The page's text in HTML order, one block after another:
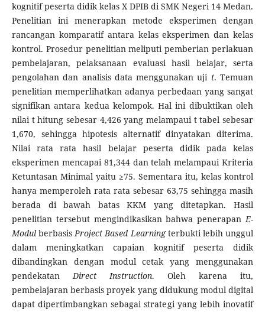
kognitif peserta didik kelas X DPIB di SMK Negeri 14 Medan.
Penelitian ini menerapkan metode eksperimen dengan
rancangan komparatif antara kelas eksperimen dan kelas
kontrol. Prosedur penelitian meliputi pemberian perlakuan
pembelajaran, pelaksanaan evaluasi hasil belajar, serta
pengolahan dan analisis data menggunakan uji t. Temuan
penelitian memperlihatkan adanya perbedaan yang sangat
signifikan antara kedua kelompok. Hal ini dibuktikan oleh
nilai t hitung sebesar 4,426 yang melampaui t tabel sebesar
1,670, sehingga hipotesis alternatif dinyatakan diterima.
Nilai rata rata hasil belajar peserta didik pada kelas
eksperimen mencapai 81,344 dan telah melampaui Kriteria
Ketuntasan Minimal yaitu ≥75. Sementara itu, kelas kontrol
hanya memperoleh rata rata sebesar 63,75 sehingga masih
berada di bawah batas KKM yang ditetapkan. Hasil
penelitian tersebut mengindikasikan bahwa penerapanE-
ModulberbasisProject Based Learningterbukti lebih unggul
dalam meningkatkan capaian kognitif peserta didik
dibandingkan dengan modul cetak yang menggunakan
pendekatanDirect Instruction. Oleh karena itu,
pembelajaran berbasis proyek yang didukung modul digital
dapat dipertimbangkan sebagai strategi yang lebih inovatif